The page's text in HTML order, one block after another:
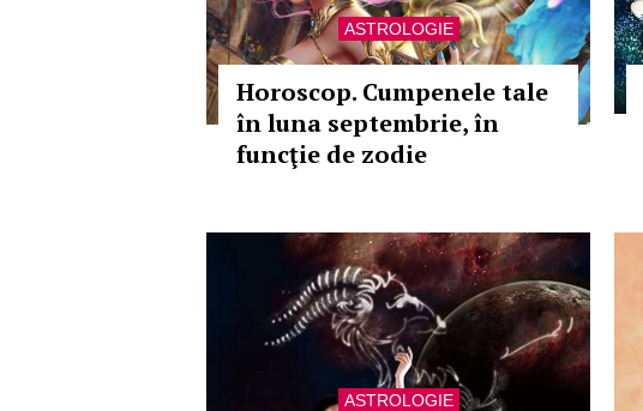
ASTROLOGIE
Horoscop. Cumpenele tale
în luna septembrie, în
funcţie de zodie
ASTROLOGIE